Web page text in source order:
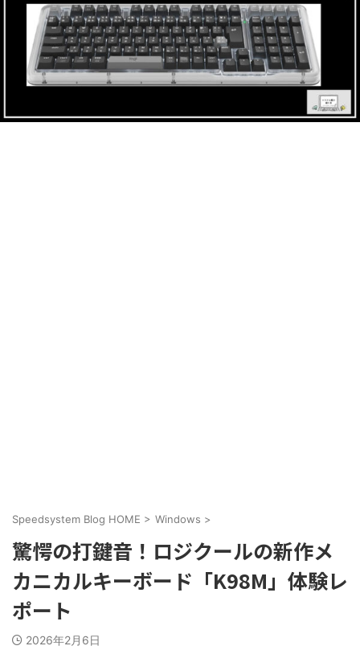
Speedsystem Blog HOME > Windows >
驚愕の打鍵音！ロジクールの新作メ
カニカルキーボード「K98M」体験レ
ポート
2026年2月6日